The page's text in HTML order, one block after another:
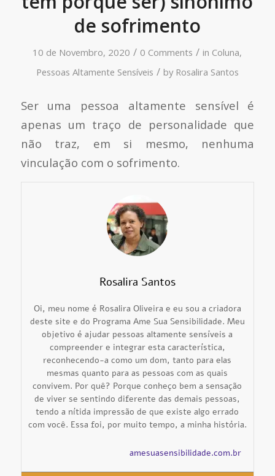
de sofrimento
10 de Novembro, 2020 / 0 Comments / in Coluna,
Pessoas Altamente Sensíveis / by Rosalira Santos
Ser uma pessoa altamente sensível é
apenas um traço de personalidade que
não traz, em si mesmo, nenhuma
vinculação com o sofrimento.
Rosalira Santos
Oi, meu nome é Rosalira Oliveira e eu sou a criadora
deste site e do Programa Ame Sua Sensibilidade. Meu
objetivo é ajudar pessoas altamente sensíveis a
compreender e integrar esta característica,
reconhecendo-a como um dom, tanto para elas
mesmas quanto para as pessoas com as quais
convivem. Por quê? Porque conheço bem a sensação
de viver se sentindo diferente das demais pessoas,
tendo a nítida impressão de que existe algo errado
com você. Essa foi, por muito tempo, a minha história.
amesuasensibilidade.com.br